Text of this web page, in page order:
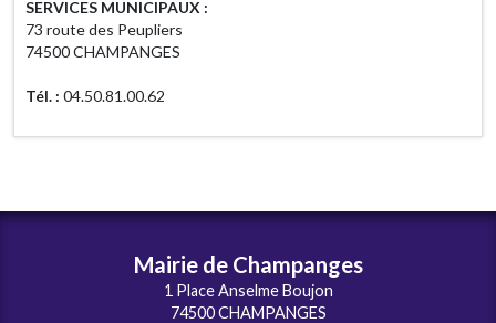
SERVICES MUNICIPAUX :
73 route des Peupliers
74500 CHAMPANGES
Tél. : 04.50.81.00.62
Mairie de Champanges
1 Place Anselme Boujon
74500 CHAMPANGES